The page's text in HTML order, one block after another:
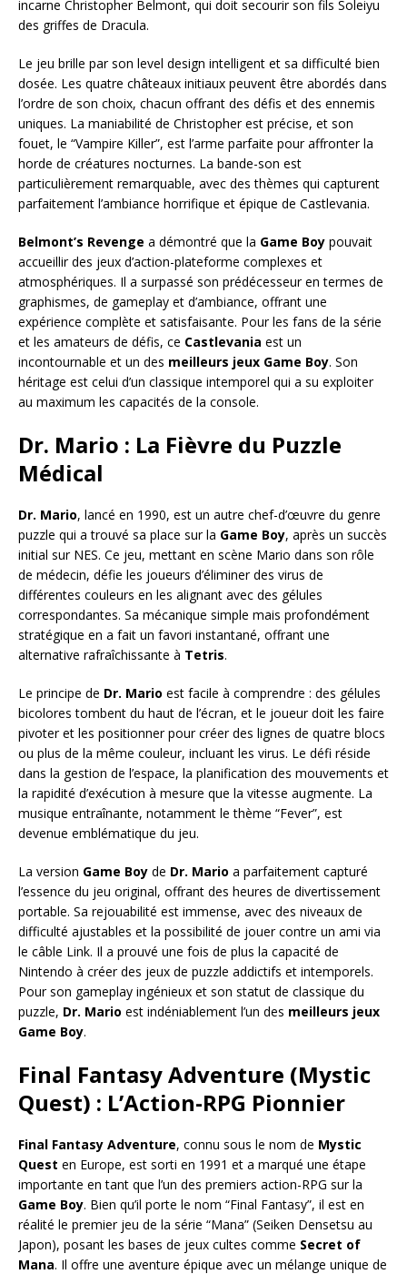
incarne Christopher Belmont, qui doit secourir son fils Soleiyu
des griffes de Dracula.
Le jeu brille par son level design intelligent et sa difficulté bien
dosée. Les quatre châteaux initiaux peuvent être abordés dans
l’ordre de son choix, chacun offrant des défis et des ennemis
uniques. La maniabilité de Christopher est précise, et son
fouet, le “Vampire Killer”, est l’arme parfaite pour affronter la
horde de créatures nocturnes. La bande-son est
particulièrement remarquable, avec des thèmes qui capturent
parfaitement l’ambiance horrifique et épique de Castlevania.
Belmont’s Revenge a démontré que la Game Boy pouvait
accueillir des jeux d’action-plateforme complexes et
atmosphériques. Il a surpassé son prédécesseur en termes de
graphismes, de gameplay et d’ambiance, offrant une
expérience complète et satisfaisante. Pour les fans de la série
et les amateurs de défis, ce Castlevania est un
incontournable et un des meilleurs jeux Game Boy. Son
héritage est celui d’un classique intemporel qui a su exploiter
au maximum les capacités de la console.
Dr. Mario : La Fièvre du Puzzle
Médical
Dr. Mario, lancé en 1990, est un autre chef-d’œuvre du genre
puzzle qui a trouvé sa place sur la Game Boy, après un succès
initial sur NES. Ce jeu, mettant en scène Mario dans son rôle
de médecin, défie les joueurs d’éliminer des virus de
différentes couleurs en les alignant avec des gélules
correspondantes. Sa mécanique simple mais profondément
stratégique en a fait un favori instantané, offrant une
alternative rafraîchissante à Tetris.
Le principe de Dr. Mario est facile à comprendre : des gélules
bicolores tombent du haut de l’écran, et le joueur doit les faire
pivoter et les positionner pour créer des lignes de quatre blocs
ou plus de la même couleur, incluant les virus. Le défi réside
dans la gestion de l’espace, la planification des mouvements et
la rapidité d’exécution à mesure que la vitesse augmente. La
musique entraînante, notamment le thème “Fever”, est
devenue emblématique du jeu.
La version Game Boy de Dr. Mario a parfaitement capturé
l’essence du jeu original, offrant des heures de divertissement
portable. Sa rejouabilité est immense, avec des niveaux de
difficulté ajustables et la possibilité de jouer contre un ami via
le câble Link. Il a prouvé une fois de plus la capacité de
Nintendo à créer des jeux de puzzle addictifs et intemporels.
Pour son gameplay ingénieux et son statut de classique du
puzzle, Dr. Mario est indéniablement l’un des meilleurs jeux
Game Boy.
Final Fantasy Adventure (Mystic
Quest) : L’Action-RPG Pionnier
Final Fantasy Adventure, connu sous le nom de Mystic
Quest en Europe, est sorti en 1991 et a marqué une étape
importante en tant que l’un des premiers action-RPG sur la
Game Boy. Bien qu’il porte le nom “Final Fantasy”, il est en
réalité le premier jeu de la série “Mana” (Seiken Densetsu au
Japon), posant les bases de jeux cultes comme Secret of
Mana. Il offre une aventure épique avec un mélange unique de